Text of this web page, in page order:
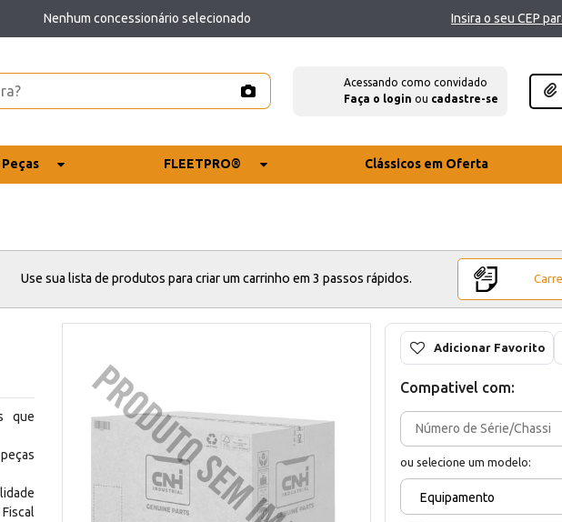
Nenhum concessionário selecionado Insira o seu CEP
Acessando como convidado
Faça o login ou cadastre-se
FLEETPRO® Clássicos em Oferta
Use sua lista de produtos para criar um carrinho em 3 passos rápidos.
que
Adicionar Favorito
Compativel com:
ou selecione um modelo:
Equipamento